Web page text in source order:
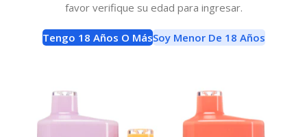
favor verifique su edad para ingresar.
Tengo 18 Años O MásSoy Menor De 18 Años